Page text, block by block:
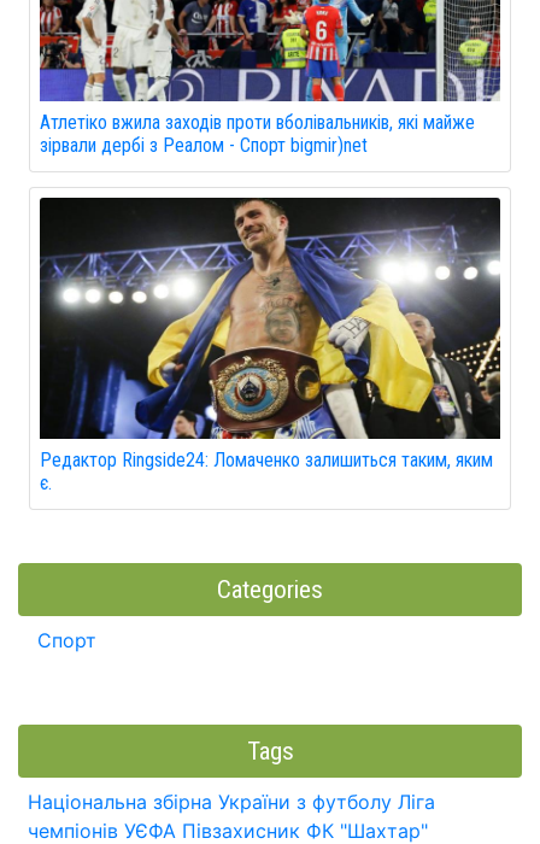
Атлетіко вжила заходів проти вболівальників, які майже
зірвали дербі з Реалом - Спорт bigmir)net
Редактор Ringside24: Ломаченко залишиться таким, яким
є.
Categories
Спорт
Tags
Національна збірна України з футболу Ліга
чемпіонів УЄФА Півзахисник ФК "Шахтар"